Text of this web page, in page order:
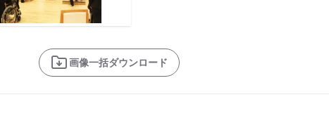
画像一括ダウンロード